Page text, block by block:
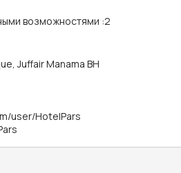
возможностями :2
Juffair Manama BH
user/HotelPars